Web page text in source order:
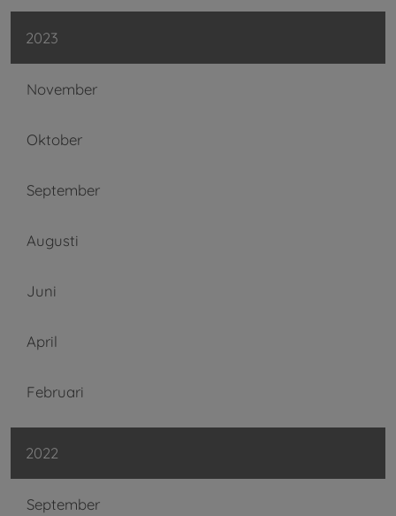
2023
November
Oktober
September
Augusti
Juni
April
Februari
2022
September